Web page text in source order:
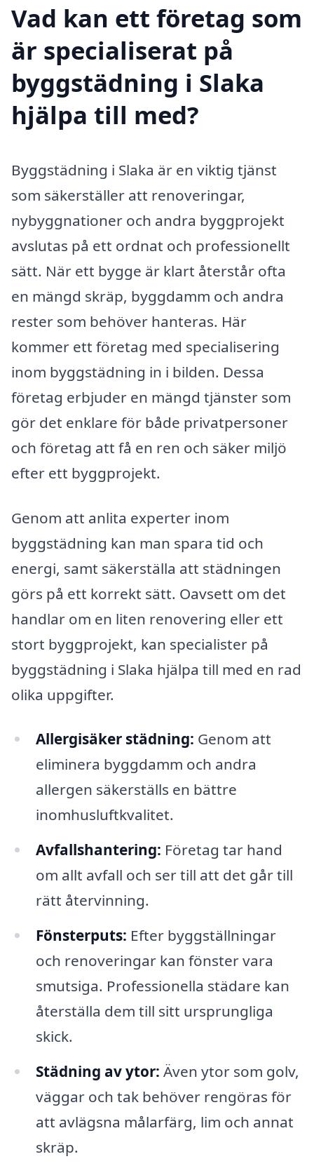
Vad kan ett företag som
är specialiserat på
byggstädning i Slaka
hjälpa till med?
Byggstädning i Slaka är en viktig tjänst
som säkerställer att renoveringar,
nybyggnationer och andra byggprojekt
avslutas på ett ordnat och professionellt
sätt. När ett bygge är klart återstår ofta
en mängd skräp, byggdamm och andra
rester som behöver hanteras. Här
kommer ett företag med specialisering
inom byggstädning in i bilden. Dessa
företag erbjuder en mängd tjänster som
gör det enklare för både privatpersoner
och företag att få en ren och säker miljö
efter ett byggprojekt.
Genom att anlita experter inom
byggstädning kan man spara tid och
energi, samt säkerställa att städningen
görs på ett korrekt sätt. Oavsett om det
handlar om en liten renovering eller ett
stort byggprojekt, kan specialister på
byggstädning i Slaka hjälpa till med en rad
olika uppgifter.
Allergisäker städning: Genom att
eliminera byggdamm och andra
allergen säkerställs en bättre
inomhusluftkvalitet.
Avfallshantering: Företag tar hand
om allt avfall och ser till att det går till
rätt återvinning.
Fönsterputs: Efter byggställningar
och renoveringar kan fönster vara
smutsiga. Professionella städare kan
återställa dem till sitt ursprungliga
skick.
Städning av ytor: Även ytor som golv,
väggar och tak behöver rengöras för
att avlägsna målarfärg, lim och annat
skräp.